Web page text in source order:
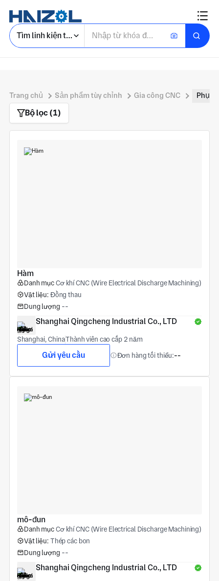
Tìm linh kiện tùy chỉnh
Trang chủ Sản phẩm tùy chỉnh Gia công CNC Phụ
Bộ lọc (1)
Hàm
Danh mụcCơ khí CNC (Wire Electrical Discharge Machining)
Vật liệu: Đồng thau
Dung lượng --
Shanghai Qingcheng Industrial Co., LTD
Shanghai, ChinaThành viên cao cấp 2 năm
Gửi yêu cầu Đơn hàng tối thiểu:--
mô-đun
Danh mụcCơ khí CNC (Wire Electrical Discharge Machining)
Vật liệu: Thép các bon
Dung lượng --
Shanghai Qingcheng Industrial Co., LTD